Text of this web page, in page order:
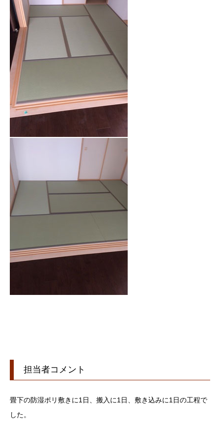
担当者コメント
畳下の防湿ポリ敷きに1日、搬入に1日、敷き込みに1日の工程で
した。